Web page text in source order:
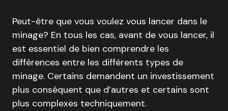
Peut-être que vous voulez vous lancer dans le
minage? En tous les cas, avant de vous lancer, il
est essentiel de bien comprendre les
différences entre les différents types de
minage. Certains demandent un investissement
plus conséquent que d’autres et certains sont
plus complexes techniquement.